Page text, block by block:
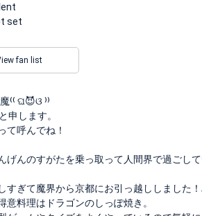
set
fan list
⁽⁽ ଘ😈ଓ ⁾⁾
申します。
て呼んでね！
げんのすがたを乗っ取って人間界で過ご
すぎて魔界から京都にお引っ越ししました
意料理はドラゴンのしっぽ焼き。